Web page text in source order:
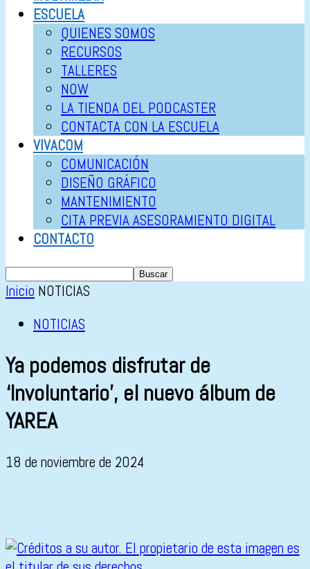
ESCUELA
QUIENES SOMOS
RECURSOS
TALLERES
NOW
LA TIENDA DEL PODCASTER
CONTACTA CON LA ESCUELA
VIVACOM
COMUNICACIÓN
DISEÑO GRÁFICO
MANTENIMIENTO
CITA PREVIA ASESORAMIENTO DIGITAL
CONTACTO
Inicio NOTICIAS
NOTICIAS
Ya podemos disfrutar de
‘Involuntario’, el nuevo álbum de
YAREA
18 de noviembre de 2024